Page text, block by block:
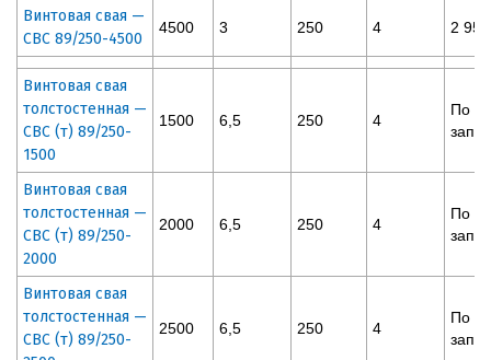
Винтовая свая —
СВС 89/250-4500
4500 3 250 4 2 950
Винтовая свая
толстостенная —
СВС (т) 89/250-
1500
1500 6,5 250 4
По
Винтовая свая
толстостенная —
СВС (т) 89/250-
2000
2000 6,5 250 4
По
Винтовая свая
толстостенная —
СВС (т) 89/250-
2500 6,5 250 4
По